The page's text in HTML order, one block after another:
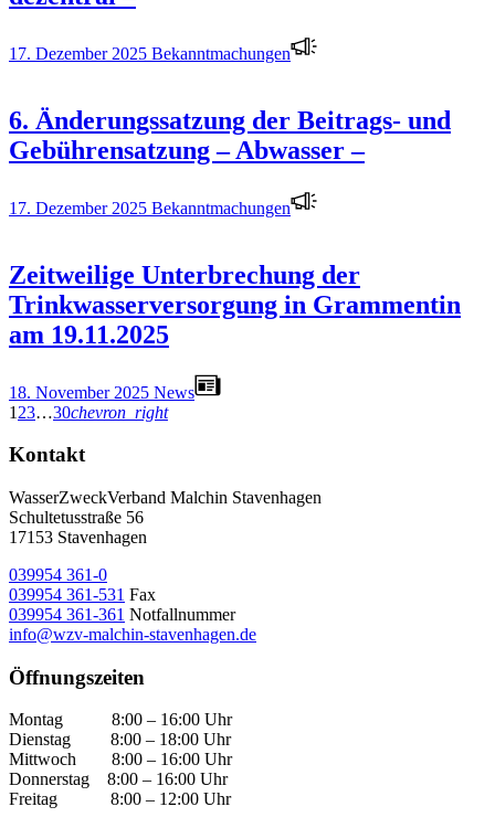
17. Dezember 2025 Bekanntmachungen
6. Änderungssatzung der Beitrags- und
Gebührensatzung – Abwasser –
17. Dezember 2025 Bekanntmachungen
Zeitweilige Unterbrechung der
Trinkwasserversorgung in Grammentin
am 19.11.2025
18. November 2025 News
1 23…30chevron_right
Kontakt
WasserZweckVerband­ Malchin Stavenhagen
Schultetusstraße 56
17153 Stavenhagen
039954 361-0
039954 361-531 Fax
039954 361-361 Notfallnummer
info@wzv-malchin-stavenhagen.de
Öffnungszeiten
Montag 8:00 – 16:00 Uhr
Dienstag 8:00 – 18:00 Uhr
Mittwoch 8:00 – 16:00 Uhr
Donnerstag 8:00 – 16:00 Uhr
Freitag 8:00 – 12:00 Uhr